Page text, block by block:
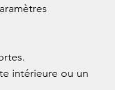
intérieure ou un